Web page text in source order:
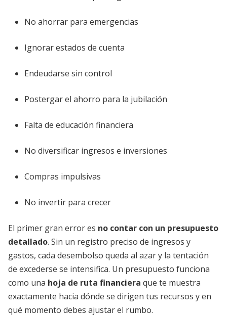
No ahorrar para emergencias
Ignorar estados de cuenta
Endeudarse sin control
Postergar el ahorro para la jubilación
Falta de educación financiera
No diversificar ingresos e inversiones
Compras impulsivas
No invertir para crecer
El primer gran error es no contar con un presupuesto
detallado. Sin un registro preciso de ingresos y
gastos, cada desembolso queda al azar y la tentación
de excederse se intensifica. Un presupuesto funciona
como una hoja de ruta financiera que te muestra
exactamente hacia dónde se dirigen tus recursos y en
qué momento debes ajustar el rumbo.